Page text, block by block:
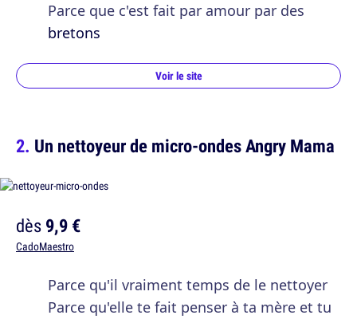
Parce que c'est fait par amour par des
bretons
Voir le site
Un nettoyeur de micro-ondes Angry Mama
dès9,9 €
CadoMaestro
Parce qu'il vraiment temps de le nettoyer
Parce qu'elle te fait penser à ta mère et tu